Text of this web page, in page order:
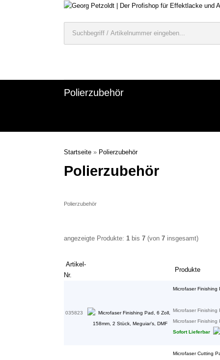
Polierzubehör
Startseite » Polierzubehör
Polierzubehör
Polierzubehör
angezeigte Produkte: 1 bis 7 (von 7 insgesamt)
Artikel-
Nr.
Produkte
035823
Microfaser Finishing
Microfaser
Microfaser Finishing
Sofort Lieferbar
Microfaser Cutting